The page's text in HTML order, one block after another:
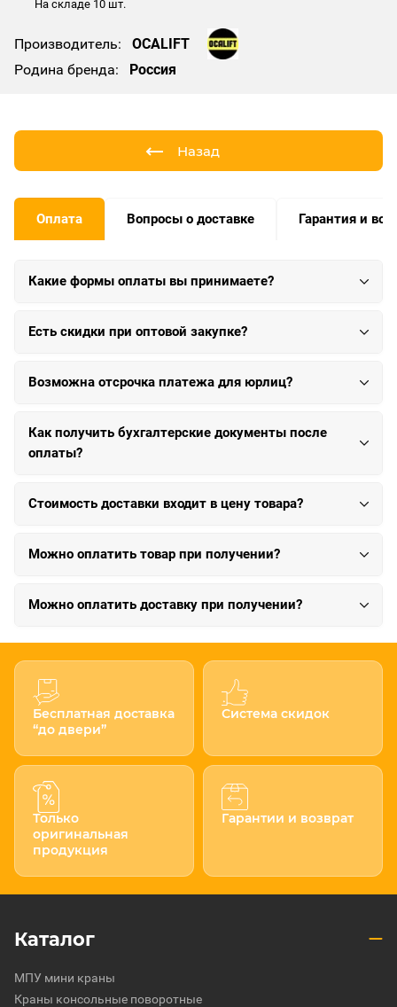
На складе 10 шт.
Производитель:
OCALIFT
Родина бренда:
Россия
Назад
Оплата Вопросы о доставке Гарантия и
Какие формы оплаты вы принимаете?
Есть скидки при оптовой закупке?
Возможна отсрочка платежа для юрлиц?
Как получить бухгалтерские документы после
оплаты?
Стоимость доставки входит в цену товара?
Можно оплатить товар при получении?
Можно оплатить доставку при получении?
Бесплатная доставка
“до двери”
Система скидок
Только
оригинальная
продукция
Гарантии и возврат
Каталог
МПУ мини краны
Краны консольные поворотные